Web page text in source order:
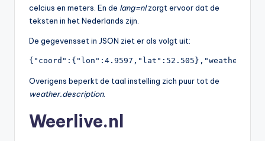
celcius en meters. En de lang=nlzorgt ervoor dat de
teksten in het Nederlands zijn.
De gegevensset in JSON ziet er als volgt uit:
Overigens beperkt de taal instelling zich puur tot de
weather.description.
Weerlive.nl